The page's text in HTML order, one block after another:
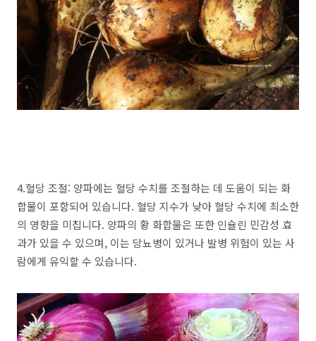
4.혈당 조절: 양파에는 혈당 수치를 조절하는 데 도움이 되는 화
합물이 포함되어 있습니다. 혈당 지수가 낮아 혈당 수치에 최소한
의 영향을 미칩니다. 양파의 황 화합물은 또한 인슐린 민감성 효
과가 있을 수 있으며, 이는 당뇨병이 있거나 발병 위험이 있는 사
람에게 유익할 수 있습니다.